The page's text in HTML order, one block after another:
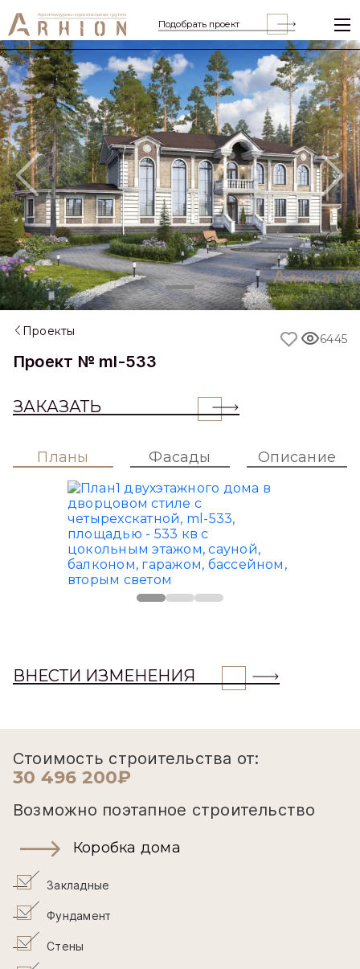
Подобрать проект
Previous
Проекты
Проект № ml-533
ЗАКАЗАТЬ
6445
Планы Фасады Описание
ВНЕСТИ ИЗМЕНЕНИЯ
Стоимость строительства от:
30 496 200₽
Возможно поэтапное строительство
Коробка дома
Закладные
Фундамент
Стены